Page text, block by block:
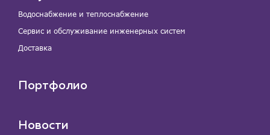
Водоснабжение и теплоснабжение
Сервис и обслуживание инженерных систем
Доставка
Портфолио
Новости